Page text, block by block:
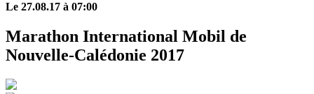
Le 27.08.17 à 07:00
Marathon International Mobil de
Nouvelle-Calédonie 2017